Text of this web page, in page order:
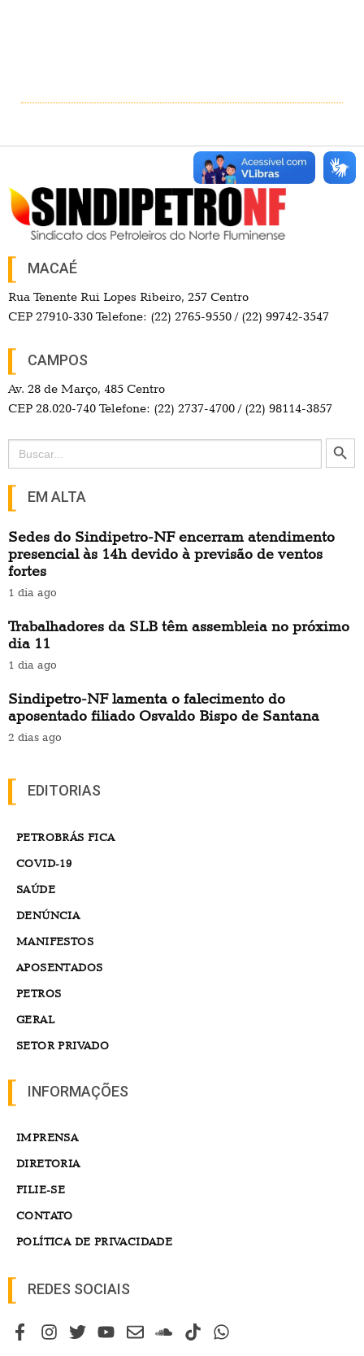
MACAÉ
Rua Tenente Rui Lopes Ribeiro, 257 Centro
CEP 27910-330 Telefone: (22) 2765-9550 / (22) 99742-3547
CAMPOS
Av. 28 de Março, 485 Centro
CEP 28.020-740 Telefone: (22) 2737-4700 / (22) 98114-3857
Search
for:
Search Button
EM ALTA
Sedes do Sindipetro-NF encerram atendimento
presencial às 14h devido à previsão de ventos
fortes
1 dia ago
Trabalhadores da SLB têm assembleia no próximo
dia 11
1 dia ago
Sindipetro-NF lamenta o falecimento do
aposentado filiado Osvaldo Bispo de Santana
2 dias ago
EDITORIAS
PETROBRÁS FICA
COVID-19
SAÚDE
DENÚNCIA
MANIFESTOS
APOSENTADOS
PETROS
GERAL
SETOR PRIVADO
INFORMAÇÕES
IMPRENSA
DIRETORIA
FILIE-SE
CONTATO
POLÍTICA DE PRIVACIDADE
REDES SOCIAIS